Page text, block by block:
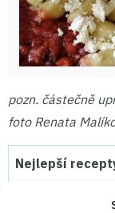
pozn. částečně
foto Renata
Nejlepší